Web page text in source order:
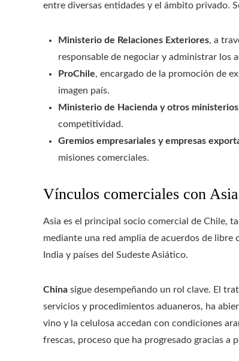
entre diversas entidades y el ámbito privado.
Ministerio de Relaciones Exteriores, a
responsable de negociar y administrar los
ProChile, encargado de la promoción de
imagen país.
Ministerio de Hacienda y otros
competitividad.
Gremios empresariales y empresas
misiones comerciales.
Vínculos comerciales con
Asia es el principal socio comercial de Chile,
mediante una red amplia de acuerdos de libre
India y países del Sudeste Asiático.
China sigue desempeñando un rol clave. El
servicios y procedimientos aduaneros, ha
vino y la celulosa accedan con condiciones
frescas, proceso que ha progresado gracias